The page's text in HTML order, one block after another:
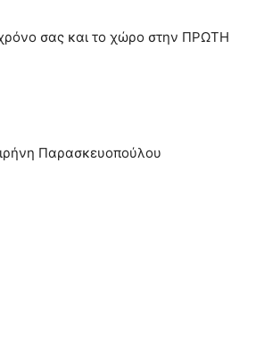
σας και το χώρο στην ΠΡΩΤΗ
Παρασκευοπούλου